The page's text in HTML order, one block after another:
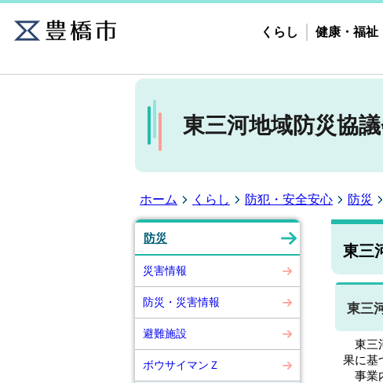
くらし 健康・福祉
東三河地域防災協
ホーム くらし 防犯・安全安心 防災
防災
災害情報
防災・災害情報
避難施設
ボウサイマンＺ
東三
東三
東三
果に基
事業